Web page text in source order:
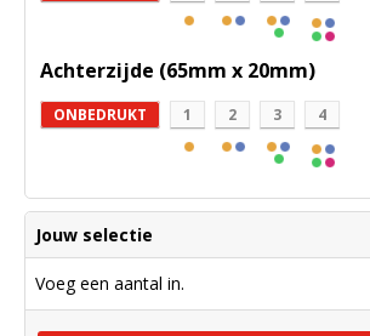
Achterzijde (65mm x 20mm)
ONBEDRUKT 1 2 3 4
Jouw selectie
Voeg een aantal in.